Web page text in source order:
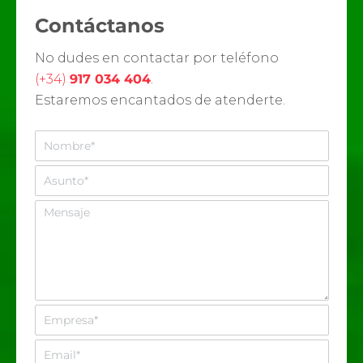
Contáctanos
No dudes en contactar por teléfono
(+34) 917 034 404.
Estaremos encantados de atenderte.
N
m
r
A
u
M
e
E
m
p
E